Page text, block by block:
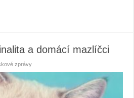
a domácí mazlíčci
zprávy